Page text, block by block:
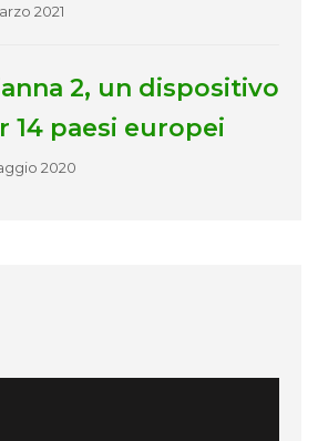
2021
2, un dispositivo
14 paesi europei
2020